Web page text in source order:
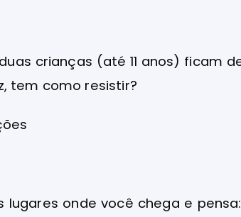
crianças (até 11 anos) ficam
tem como resistir?
lugares onde você chega e